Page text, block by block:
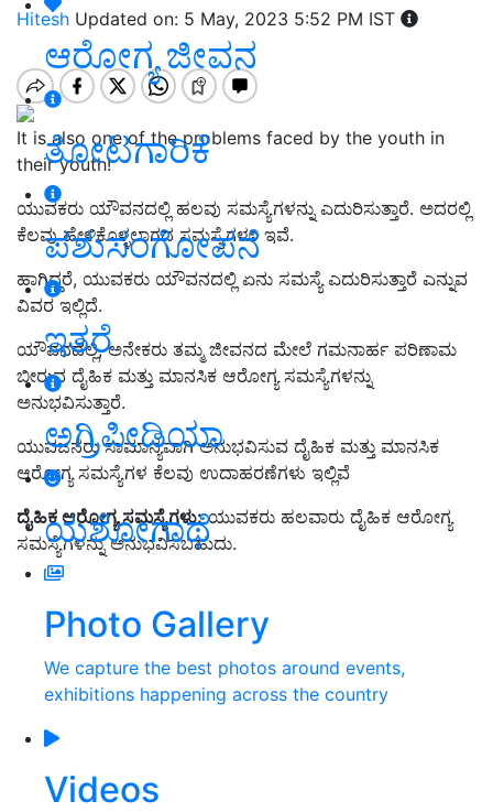
ಆರೋಗ್ಯ ಜೀವನ
ತೋಟಗಾರಿಕೆ
ಪಶುಸಂಗೋಪನೆ
ಇತರೆ
ಅಗ್ರಿಪೀಡಿಯಾ
ಯಶೋಗಾಥೆ
Photo Gallery
We capture the best photos around events,
exhibitions happening across the country
Videos
Hitesh Updated on: 5 May, 2023 5:52 PM IST
It is also one of the problems faced by the youth in
their youth!
ಯುವಕರು ಯೌವನದಲ್ಲಿ ಹಲವು ಸಮಸ್ಯೆಗಳನ್ನು ಎದುರಿಸುತ್ತಾರೆ. ಅದರಲ್ಲಿ
ಕೆಲವು ಹೇಳಿಕೊಳ್ಳಲಾಗದ ಸಮಸ್ಯೆಗಳೂ ಇವೆ.
ಹಾಗಿದ್ದರೆ, ಯುವಕರು ಯೌವನದಲ್ಲಿ ಏನು ಸಮಸ್ಯೆ ಎದುರಿಸುತ್ತಾರೆ ಎನ್ನುವ
ವಿವರ ಇಲ್ಲಿದೆ.
ಯೌವನದಲ್ಲಿ, ಅನೇಕರು ತಮ್ಮ ಜೀವನದ ಮೇಲೆ ಗಮನಾರ್ಹ ಪರಿಣಾಮ
ಬೀರುವ ದೈಹಿಕ ಮತ್ತು ಮಾನಸಿಕ ಆರೋಗ್ಯ ಸಮಸ್ಯೆಗಳನ್ನು
ಅನುಭವಿಸುತ್ತಾರೆ.
ಯುವಜನರು ಸಾಮಾನ್ಯವಾಗಿ ಅನುಭವಿಸುವ ದೈಹಿಕ ಮತ್ತು ಮಾನಸಿಕ
ಆರೋಗ್ಯ ಸಮಸ್ಯೆಗಳ ಕೆಲವು ಉದಾಹರಣೆಗಳು ಇಲ್ಲಿವೆ
ದೈಹಿಕ ಆರೋಗ್ಯ ಸಮಸ್ಯೆಗಳು:ಯುವಕರು ಹಲವಾರು ದೈಹಿಕ ಆರೋಗ್ಯ
ಸಮಸ್ಯೆಗಳನ್ನು ಅನುಭವಿಸಬಹುದು.